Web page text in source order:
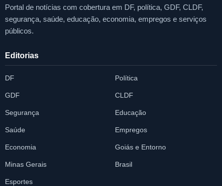
Portal de notícias com cobertura em DF, política, GDF, CLDF,
segurança, saúde, educação, economia, empregos e serviços
públicos.
Editorias
DF Política
GDF CLDF
Segurança Educação
Saúde Empregos
Economia Goiás e Entorno
Minas Gerais Brasil
Esportes